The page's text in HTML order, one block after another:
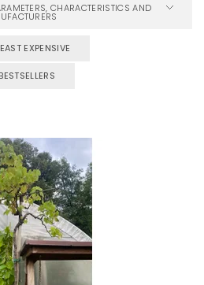
CHARACTERISTICS AND
EXPENSIVE
BESTSELLERS